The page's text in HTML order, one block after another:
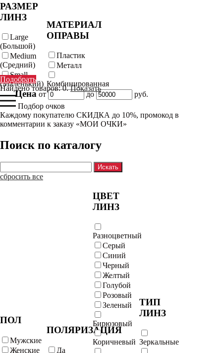
РАЗМЕР
ЛИНЗ
Large
(Большой)
Medium
(Средний)
Small
(Маленький)
МАТЕРИАЛ
ОПРАВЫ
Пластик
Металл
Комбинированная
Цена от до руб.
Подобрать
Найдено товаров:0.Показать
Подбор очков
Каждому покупателю СКИДКА до 10%, промокод в
комментарии к заказу «МОИ ОЧКИ»
Поиск по каталогу
сбросить все
ПОЛ
Мужские
Женские
ПОЛЯРИЗАЦИЯ
Да
ЦВЕТ
ЛИНЗ
Разноцветный
Серый
Синий
Черный
Желтый
Голубой
Розовый
Зеленый
Бирюзовый
Коричневый
ТИП
ЛИНЗ
Зеркальные